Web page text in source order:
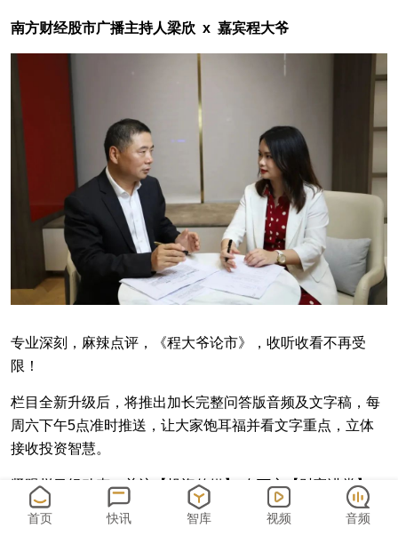
南方财经股市广播主持人梁欣 x 嘉宾程大爷
专业深刻，麻辣点评，《程大爷论市》，收听收看不再受
限！
栏目全新升级后，将推出加长完整问答版音频及文字稿，每
周六下午5点准时推送，让大家饱耳福并看文字重点，立体
接收投资智慧。
紧跟栏目组动态，关注【投资传媒】-左下方【财富讲堂】-
选择【程大爷论市】系列，订阅每周的及时更新吧！
首页 快讯 智库 视频 音频